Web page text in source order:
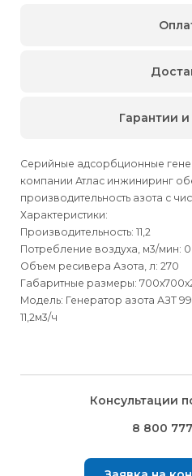
Серийные адсорбционные
компании Атлас инжиниринг
производительность азота с
Характеристики:
Производительность: 11,2
Потребление воздуха, м3/мин:
Объем ресивера Азота, л: 270
Габаритные размеры:
Модель: Генератор азота АЗТ
11,2м3/ч
Способ оплаты
Выбрать вид оплаты Вы
Способыдоставки
Доставка осуществляется
оплачивается покупателем при
Транспортную компанию Вы
Гарантии
Правила возврата
Консультации
8 800